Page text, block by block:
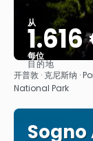
从
每位
目的地
开普敦 · 克尼斯纳 ·
National Park